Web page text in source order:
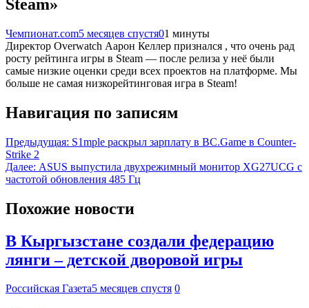
Steam»
Чемпионат.com5 месяцев спустя01 минуты
Директор Overwatch Аарон Келлер признался , что очень рад
росту рейтинга игры в Steam — после релиза у неё были
самые низкие оценки среди всех проектов на платформе. Мы
больше не самая низкорейтинговая игра в Steam!
Навигация по записям
Предыдущая: S1mple раскрыл зарплату в BC.Game в Counter-
Strike 2
Далее: ASUS выпустила двухрежимный монитор XG27UCG с
частотой обновления 485 Гц
Похожие новости
В Кыргызстане создали федерацию
лянги – детской дворовой игры
Российская Газета5 месяцев спустя 0